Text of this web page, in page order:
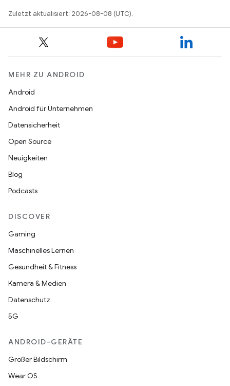
Zuletzt aktualisiert: 2026-08-08 (UTC).
MEHR ZU ANDROID
Android
Android für Unternehmen
Datensicherheit
Open Source
Neuigkeiten
Blog
Podcasts
DISCOVER
Gaming
Maschinelles Lernen
Gesundheit & Fitness
Kamera & Medien
Datenschutz
5G
ANDROID-GERÄTE
Großer Bildschirm
Wear OS